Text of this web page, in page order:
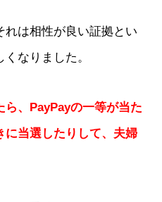
れは相性が良い証拠とい
なりました。
ら、PayPayの一等が当た
に当選したりして、夫婦